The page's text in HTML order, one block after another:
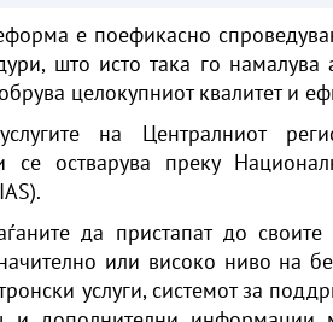
(ФОТО+ВИДЕО)
е поефикасно
што исто така го намалува
целокупниот квалитет и
на Централниот
се остварува преку
да пристапат до
или високо ниво на
услуги, системот за